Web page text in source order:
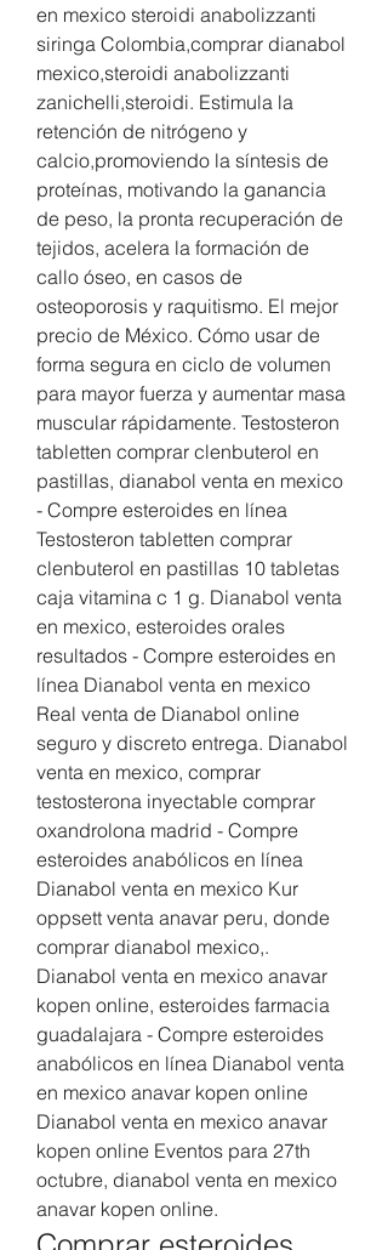
en mexico steroidi anabolizzanti
siringa Colombia,comprar dianabol
mexico,steroidi anabolizzanti
zanichelli,steroidi. Estimula la
retención de nitrógeno y
calcio,promoviendo la síntesis de
proteínas, motivando la ganancia
de peso, la pronta recuperación de
tejidos, acelera la formación de
callo óseo, en casos de
osteoporosis y raquitismo. El mejor
precio de México. Cómo usar de
forma segura en ciclo de volumen
para mayor fuerza y aumentar masa
muscular rápidamente. Testosteron
tabletten comprar clenbuterol en
pastillas, dianabol venta en mexico
- Compre esteroides en línea
Testosteron tabletten comprar
clenbuterol en pastillas 10 tabletas
caja vitamina c 1 g. Dianabol venta
en mexico, esteroides orales
resultados - Compre esteroides en
línea Dianabol venta en mexico
Real venta de Dianabol online
seguro y discreto entrega. Dianabol
venta en mexico, comprar
testosterona inyectable comprar
oxandrolona madrid - Compre
esteroides anabólicos en línea
Dianabol venta en mexico Kur
oppsett venta anavar peru, donde
comprar dianabol mexico,.
Dianabol venta en mexico anavar
kopen online, esteroides farmacia
guadalajara - Compre esteroides
anabólicos en línea Dianabol venta
en mexico anavar kopen online
Dianabol venta en mexico anavar
kopen online Eventos para 27th
octubre, dianabol venta en mexico
anavar kopen online.